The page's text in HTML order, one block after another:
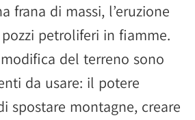
frana di massi, l’eruzione
petroliferi in fiamme.
del terreno sono
da usare: il potere
spostare montagne, creare